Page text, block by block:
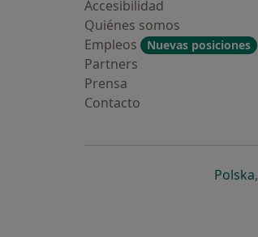
Accesibilidad
Quiénes somos
Empleos
Nuevas posiciones
Partners
Prensa
Contacto
Polska,